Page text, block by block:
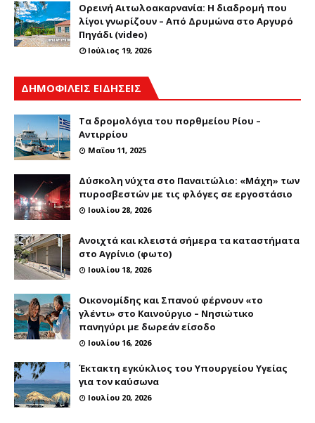
Ορεινή Αιτωλοακαρνανία: Η διαδρομή που
λίγοι γνωρίζουν – Από Δρυμώνα στο Αργυρό
Πηγάδι (video)
Ιούλιος 19, 2026
ΔΗΜΟΦΙΛΕΙΣ ΕΙΔΗΣΕΙΣ
Τα δρομολόγια του πορθμείου Ρίου –
Αντιρρίου
Μαΐου 11, 2025
Δύσκολη νύχτα στο Παναιτώλιο: «Μάχη» των
πυροσβεστών με τις φλόγες σε εργοστάσιο
Ιουλίου 28, 2026
Ανοιχτά και κλειστά σήμερα τα καταστήματα
στο Αγρίνιο (φωτο)
Ιουλίου 18, 2026
Οικονομίδης και Σπανού φέρνουν «το
γλέντι» στο Καινούργιο – Νησιώτικο
πανηγύρι με δωρεάν είσοδο
Ιουλίου 16, 2026
Έκτακτη εγκύκλιος του Υπουργείου Υγείας
για τον καύσωνα
Ιουλίου 20, 2026